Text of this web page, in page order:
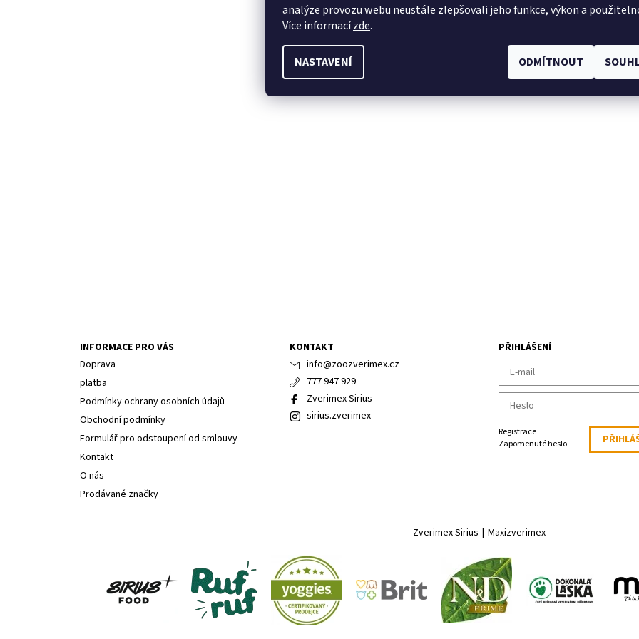
INFORMACE PRO VÁS
Doprava
platba
Podmínky ochrany osobních údajů
Obchodní podmínky
Formulář pro odstoupení od smlouvy
Kontakt
O nás
Prodávané značky
KONTAKT
info@zoozverimex.cz
777 947 929
Zverimex Sirius
sirius.zverimex
PŘIHLÁŠENÍ
Registrace
Zapomenuté heslo
Zverimex Sirius | Maxizverimex
analýze provozu webu neustále zlepšovali jeho funkce, výkon a
Více informacízde.
NASTAVENÍ ODMÍTNOUT